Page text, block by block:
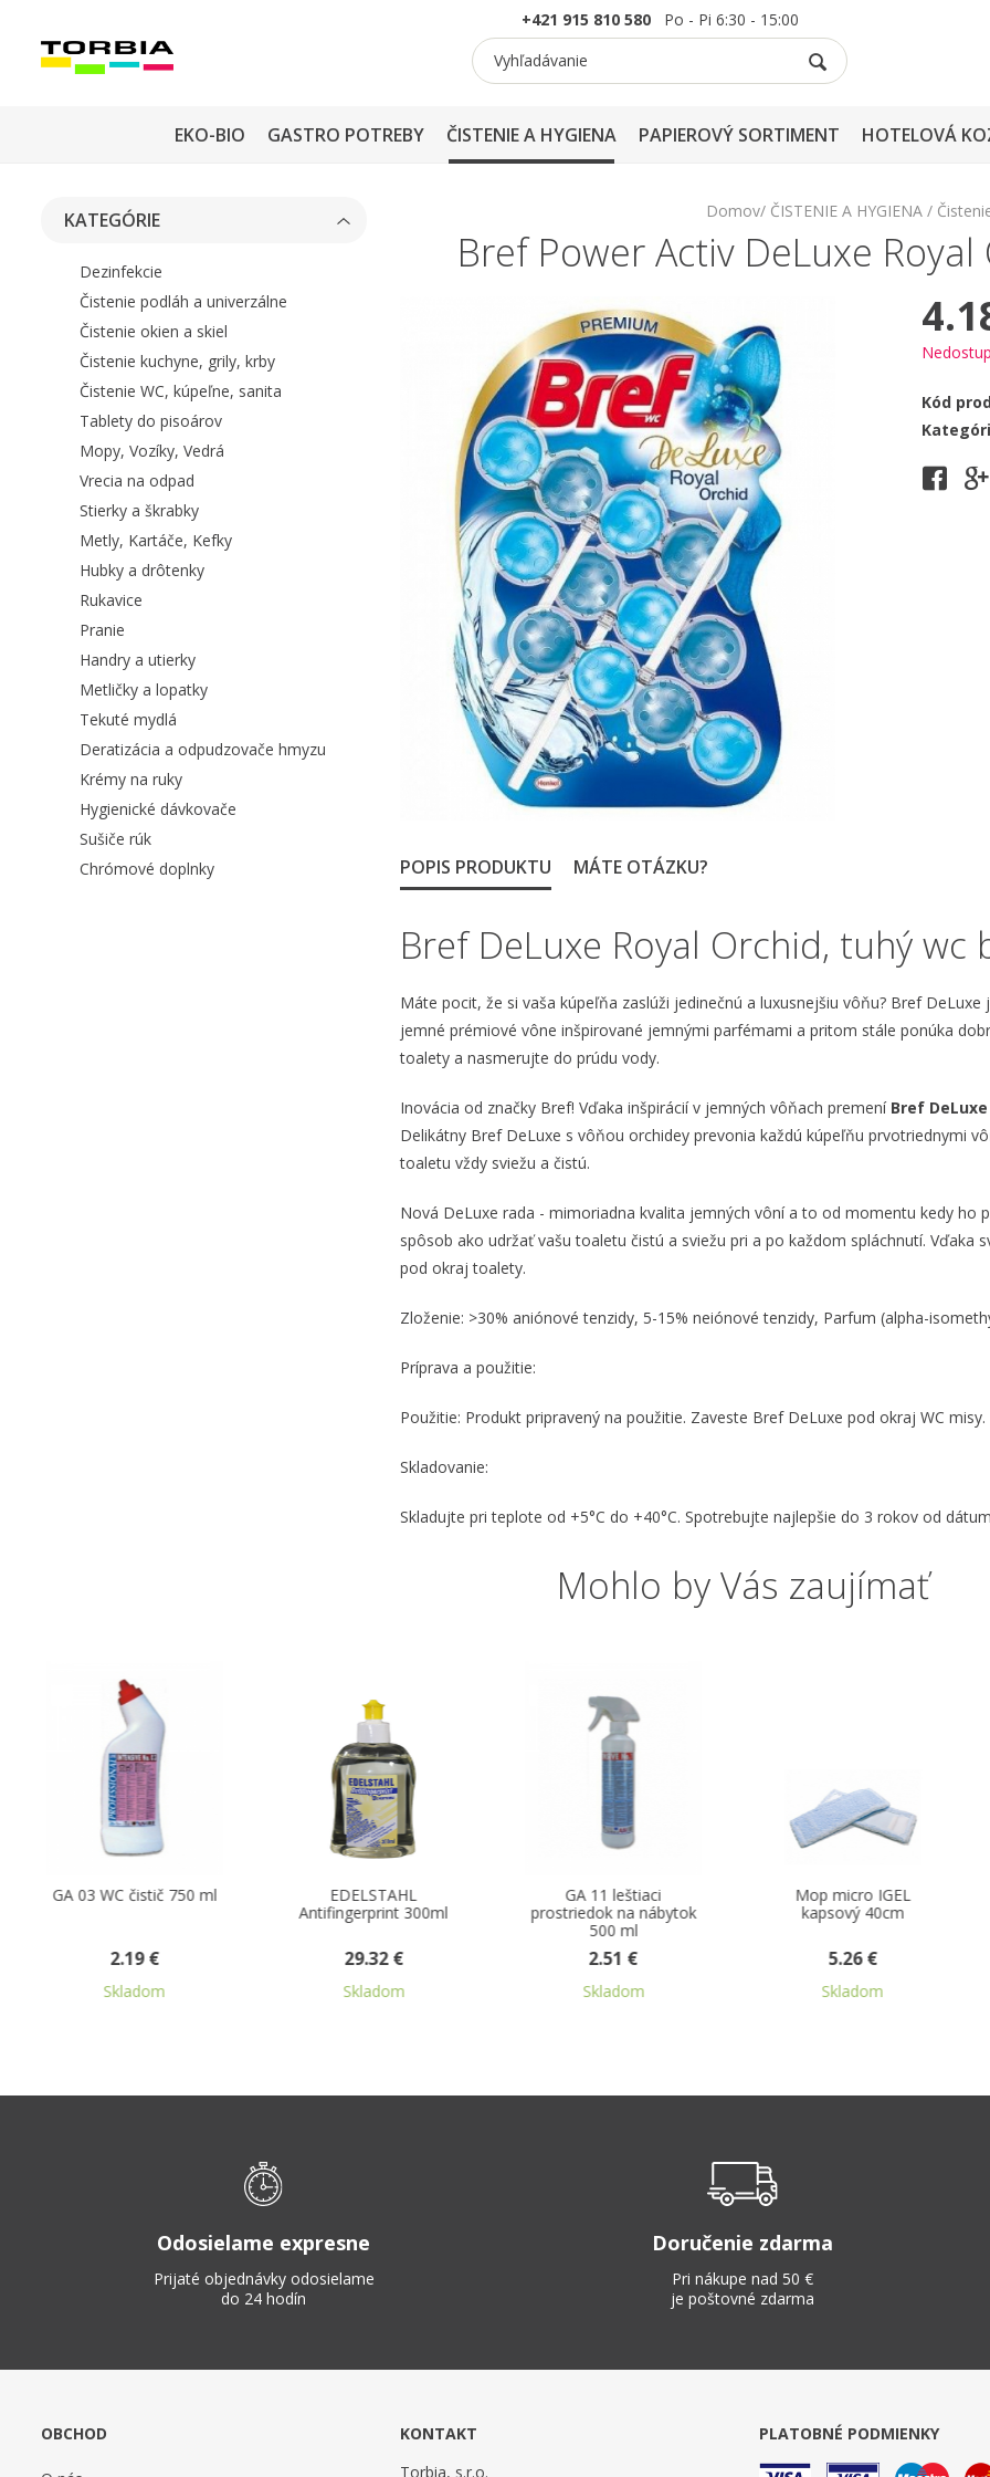
+421 915 810 580Po - Pi 6:30 - 15:00
EKO-BIO GASTRO POTREBY ČISTENIE A HYGIENA PAPIEROVÝ SORTIMENT HOTELOVÁ
KATEGÓRIE
Dezinfekcie
Čistenie podláh a univerzálne
Čistenie okien a skiel
Čistenie kuchyne, grily, krby
Čistenie WC, kúpeľne, sanita
Tablety do pisoárov
Mopy, Vozíky, Vedrá
Vrecia na odpad
Stierky a škrabky
Metly, Kartáče, Kefky
Hubky a drôtenky
Rukavice
Pranie
Handry a utierky
Metličky a lopatky
Tekuté mydlá
Deratizácia a odpudzovače hmyzu
Krémy na ruky
Hygienické dávkovače
Sušiče rúk
Chrómové doplnky
Domov ČISTENIE A HYGIENA
Bref Power Activ DeLuxe
Kód
POPIS PRODUKTU MÁTE OTÁZKU?
Bref DeLuxe Royal Orchid, tuhý wc
Máte pocit, že si vaša kúpeľňa zaslúži jedinečnú a luxusnejšiu vôňu? Bref
jemné prémiové vône inšpirované jemnými parfémami a pritom stále ponúka
toalety a nasmerujte do prúdu vody.
Inovácia od značky Bref! Vďaka inšpirácií v jemných vôňach premení Bref DeLuxe
Delikátny Bref DeLuxe s vôňou orchidey prevonia každú kúpeľňu prvotriednymi
toaletu vždy sviežu a čistú.
Nová DeLuxe rada - mimoriadna kvalita jemných vôní a to od momentu kedy ho
spôsob ako udržať vašu toaletu čistú a sviežu pri a po každom spláchnutí.
pod okraj toalety.
Zloženie: >30% aniónové tenzidy, 5-15% neiónové tenzidy, Parfum (alpha-
Príprava a použitie:
Použitie: Produkt pripravený na použitie. Zaveste Bref DeLuxe pod okraj WC misy.
Skladovanie:
Skladujte pri teplote od +5°C do +40°C. Spotrebujte najlepšie do 3 rokov od
Mohlo by Vás zaujímať
EDELSTAHL
29.32 €
Skladom
GA 11 leštiaci
prostriedok na nábytok
500 ml
2.51 €
Skladom
Mop micro IGEL
kapsový 40cm
5.26 €
Skladom
Kefa drevená na
drhnutie (so závitom)
2.42 €
Skladom
Odosielame expresne
Prijaté objednávky odosielame
do 24 hodín
Doručenie zdarma
Pri nákupe nad 50 €
je poštovné zdarma
OBCHOD
KONTAKT
Torbia, s.r.o.
PLATOBNÉ PODMIENKY